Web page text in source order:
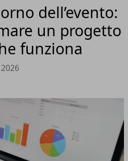
dell’evento:
un progetto
funziona